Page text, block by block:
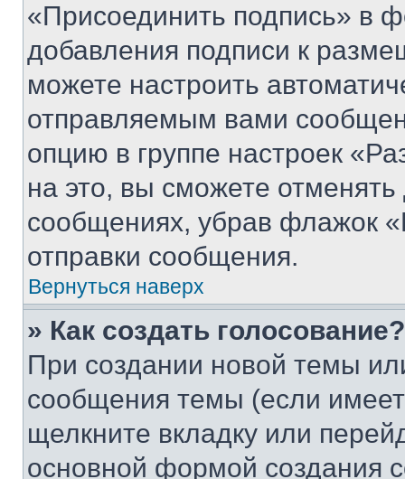
«Присоединить подпись» в
добавления подписи к
можете настроить
отправляемым вами
опцию в группе настроек
на это, вы сможете
сообщениях, убрав флажок
отправки сообщения.
Вернуться наверх
» Как создать голосование?
При создании новой темы
сообщения темы (если
щелкните вкладку или
основной формой создания